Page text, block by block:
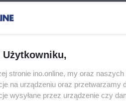
Użytkowniku,
stronie ino.online, my oraz
na urządzeniu oraz przetwarzamy
wysyłane przez urządzenie czy